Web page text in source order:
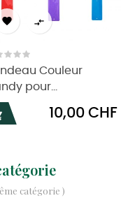
 
Couleur
pour...
Prix
10,00 CHF
catégorie )